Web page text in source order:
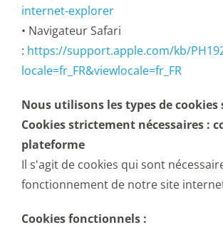
internet-explorer
• Navigateur Safari
: https://support.apple.com/kb/
locale=fr_FR&viewlocale=fr_FR
Nous utilisons les types de cookies
Cookies strictement nécessaires :
plateforme
Il s'agit de cookies qui sont
fonctionnement de notre site
Cookies fonctionnels :